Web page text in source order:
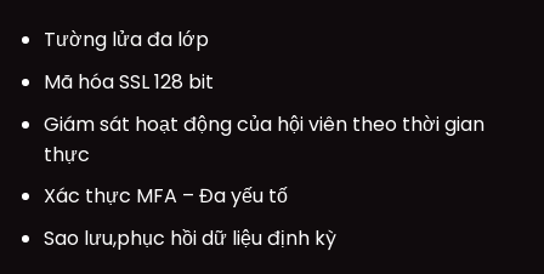
Tường lửa đa lớp
Mã hóa SSL 128 bit
Giám sát hoạt động của hội viên theo thời gian
thực
Xác thực MFA – Đa yếu tố
Sao lưu,phục hồi dữ liệu định kỳ